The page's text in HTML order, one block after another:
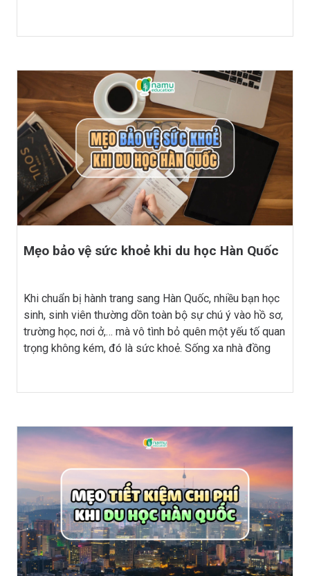
động, giúp các bạn sinh viên có cái nhìn rõ nét hơn về
lộ trình nghề nghiệp sau khi tốt nghiệp nhé.
Mẹo bảo vệ sức khoẻ khi du học Hàn Quốc
Khi chuẩn bị hành trang sang Hàn Quốc, nhiều bạn học
sinh, sinh viên thường dồn toàn bộ sự chú ý vào hồ sơ,
trường học, nơi ở,… mà vô tình bỏ quên một yếu tố quan
trọng không kém, đó là sức khoẻ. Sống xa nhà đồng